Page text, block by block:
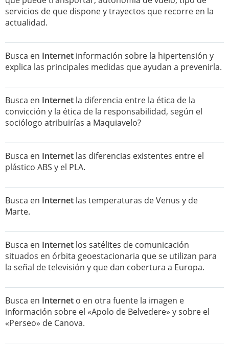
servicios de que dispone y trayectos que recorre en la
actualidad.
Busca en Internet información sobre la hipertensión y
explica las principales medidas que ayudan a prevenirla.
Busca en Internet la diferencia entre la ética de la
convicción y la ética de la responsabilidad, según el
sociólogo atribuirías a Maquiavelo?
Busca en Internet las diferencias existentes entre el
plástico ABS y el PLA.
Busca en Internet las temperaturas de Venus y de
Marte.
Busca en Internet los satélites de comunicación
situados en órbita geoestacionaria que se utilizan para
la señal de televisión y que dan cobertura a Europa.
Busca en Internet o en otra fuente la imagen e
información sobre el «Apolo de Belvedere» y sobre el
«Perseo» de Canova.